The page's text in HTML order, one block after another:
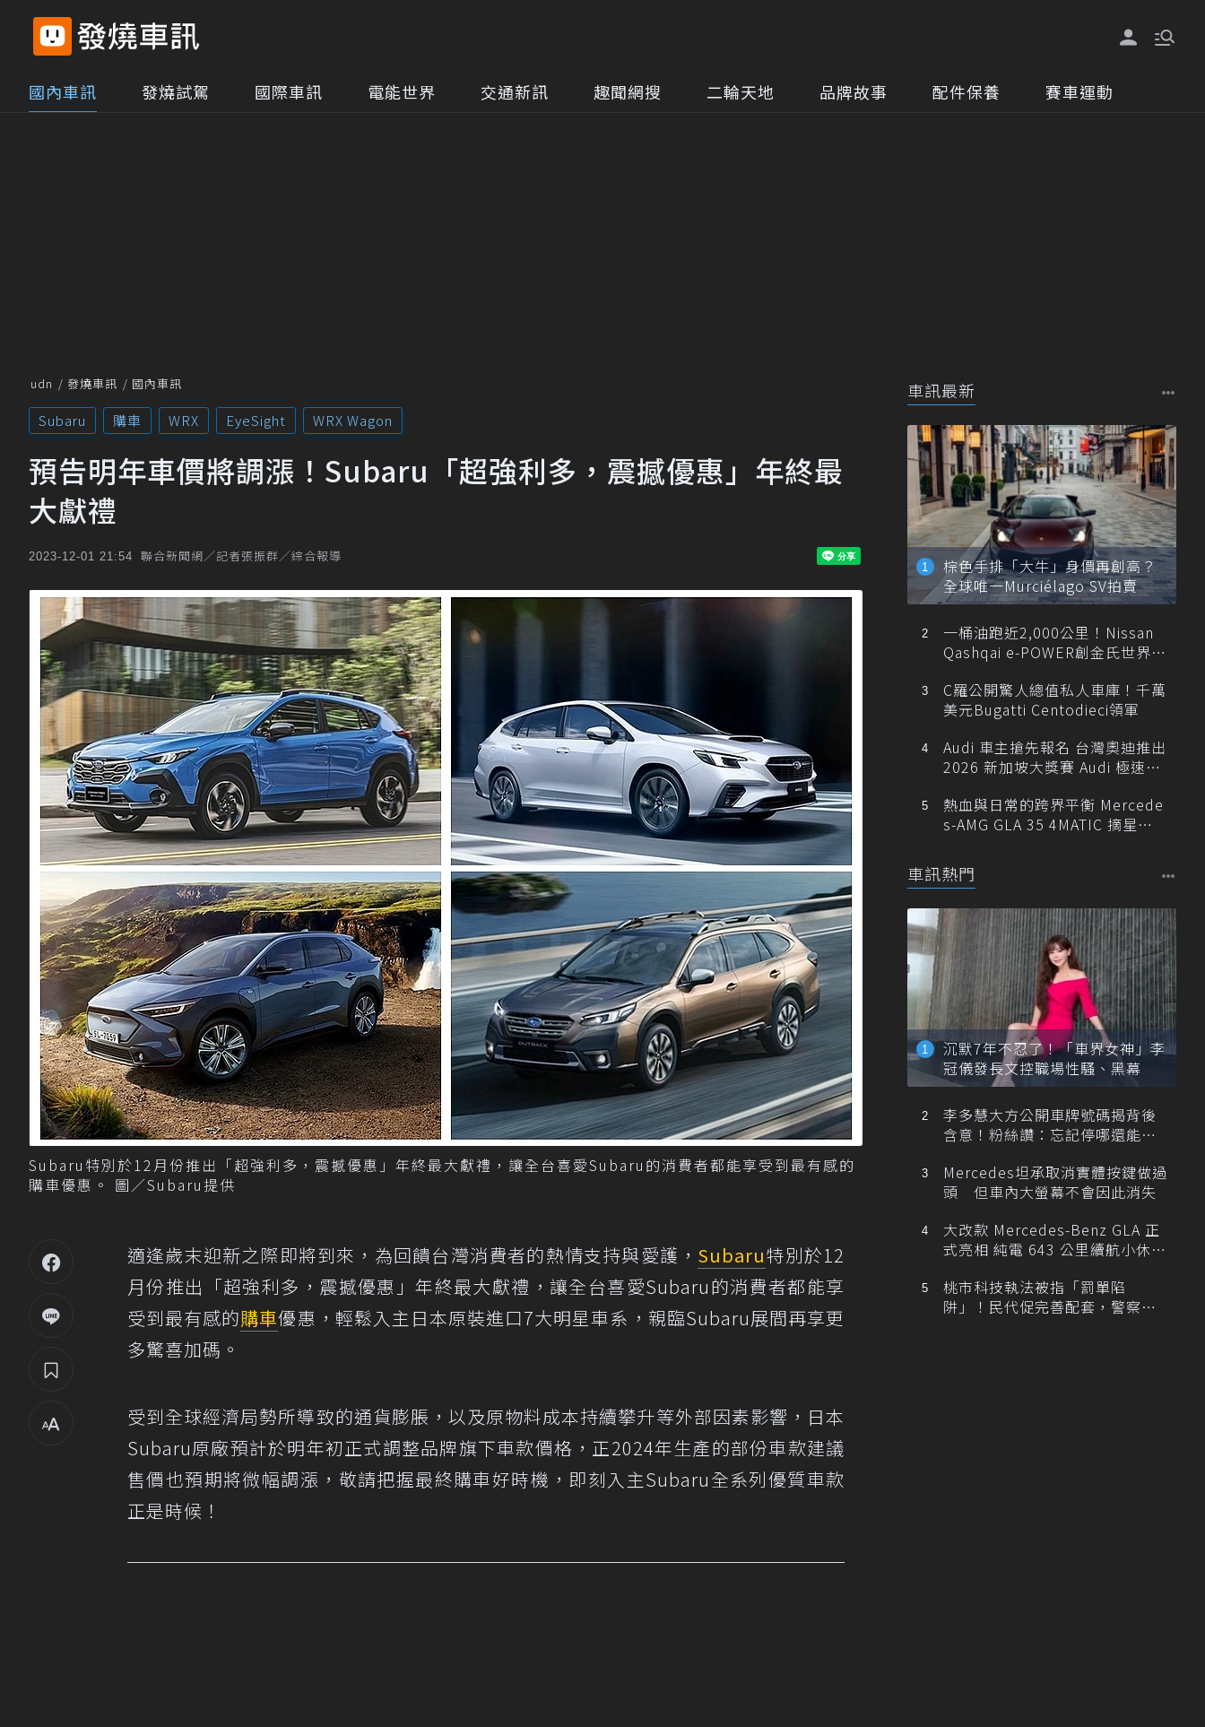
國內車訊 發燒試駕 國際車訊 電能世界 交通新訊 趣聞網搜 二輪天地 品牌故事 配件保養 賽車運動
udn 發燒車訊 國內車訊
Subaru 購車 WRX EyeSight WRX Wagon
預告明年車價將調漲！Subaru「超強利多，震撼優惠」年終最
大獻禮
2023-12-01 21:54 聯合新聞網／記者張振群／綜合報導
Subaru特別於12月份推出「超強利多，震撼優惠」年終最大獻禮，讓全台喜愛Subaru的消費者都能享受到最有感的
購車優惠。 圖／Subaru提供
適逢歲末迎新之際即將到來，為回饋台灣消費者的熱情支持與愛護， Subaru特別於12
月份推出「超強利多，震撼優惠」年終最大獻禮，讓全台喜愛Subaru的消費者都能享
受到最有感的購車優惠，輕鬆入主日本原裝進口7大明星車系，親臨Subaru展間再享更
多驚喜加碼。
受到全球經濟局勢所導致的通貨膨脹，以及原物料成本持續攀升等外部因素影響，日本
Subaru原廠預計於明年初正式調整品牌旗下車款價格，正2024年生產的部份車款建議
售價也預期將微幅調漲，敬請把握最終購車好時機，即刻入主Subaru全系列優質車款
正是時候！
車訊最新
棕色手排「大牛」身價再創高？
全球唯一Murciélago SV拍賣
一桶油跑近2,000公里！Nissan
Qashqai e-POWER創金氏世界紀
C羅公開驚人總值私人車庫！千萬
美元Bugatti Centodieci領軍
Audi 車主搶先報名 台灣奧迪推出
2026 新加坡大獎賽 Audi 極速之
熱血與日常的跨界平衡 Mercede
s-AMG GLA 35 4MATIC 摘星版
車訊熱門
沉默7年不忍了！「車界女神」李
冠儀發長文控職場性騷、黑幕
李多慧大方公開車牌號碼揭背後
含意！粉絲讚：忘記停哪還能幫
Mercedes坦承取消實體按鍵做過
頭 但車內大螢幕不會因此消失
大改款 Mercedes-Benz GLA 正
式亮相 純電 643 公里續航小休
桃市科技執法被指「罰單陷
阱」！民代促完善配套，警察局